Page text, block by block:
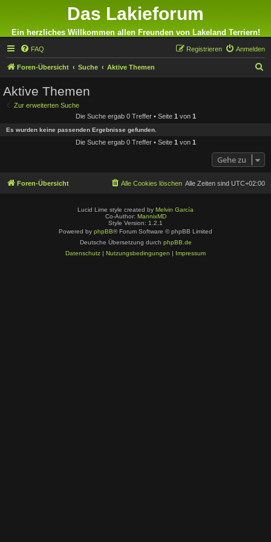
Das Lakieforum
Ein herzliches Willkommen allen Freunden von Lakeland Terriern!
FAQ Anmelden
Registrieren
Foren-Übersicht Suche Aktive Themen
Aktive Themen
Zur erweiterten Suche
Die Suche ergab 0 Treffer • Seite 1 von 1
Es wurden keine passenden Ergebnisse gefunden.
Die Suche ergab 0 Treffer • Seite 1 von 1
Gehe zu
Foren-Übersicht Alle Zeiten sind UTC+02:00
Alle Cookies löschen
Lucid Lime style created by Melvin García
Co-Author: MannixMD
Style Version: 1.2.1
Powered by phpBB® Forum Software © phpBB Limited
Deutsche Übersetzung durch phpBB.de
Datenschutz | Nutzungsbedingungen | Impressum